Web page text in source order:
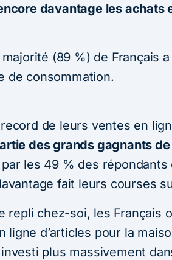
davantage les achats
majorité (89 %) de Français
de consommation.
de leurs ventes en
des grands gagnants
les 49 % des répondants
fait leurs courses
repli chez-soi, les Français
ligne d’articles pour la
plus massivement